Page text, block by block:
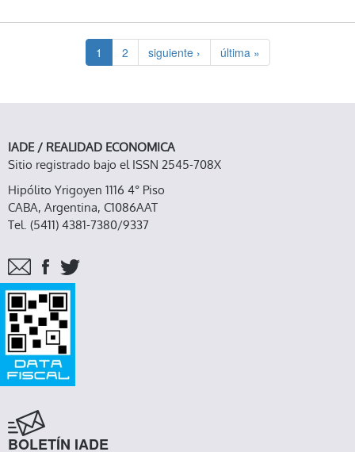
1 2 siguiente › última »
IADE / REALIDAD ECONOMICA
Sitio registrado bajo el ISSN 2545-708X
Hipólito Yrigoyen 1116 4° Piso
CABA, Argentina, C1086AAT
Tel. (5411) 4381-7380/9337
BOLETÍN IADE